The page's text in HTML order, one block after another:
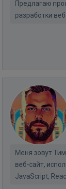
Предлагаю
разработки
Меня зовут
веб-сайт,
JavaScript,